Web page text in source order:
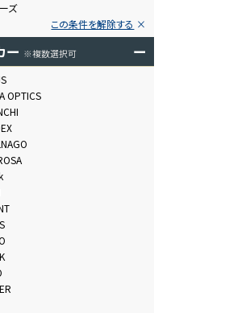
ズ
この条件を解除する
ー ※複数選択可 ー
OPTICS